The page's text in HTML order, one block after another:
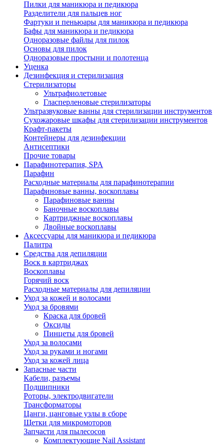
Пилки для маникюра и педикюра
Разделители для пальцев ног
Фартуки и пеньюары для маникюра и педикюра
Бафы для маникюра и педикюра
Одноразовые файлы для пилок
Основы для пилок
Одноразовые простыни и полотенца
Уценка
Дезинфекция и стерилизация
Стерилизаторы
Ультрафиолетовые
Гласперленовые стерилизаторы
Ультразвуковые ванны для стерилизации инструментов
Сухожаровые шкафы для стерилизации инструментов
Крафт-пакеты
Контейнеры для дезинфекции
Антисептики
Прочие товары
Парафинотерапия, SPA
Парафин
Расходные материалы для парафинотерапии
Парафиновые ванны, воскоплавы
Парафиновые ванны
Баночные воскоплавы
Картриджные воскоплавы
Двойные воскоплавы
Аксессуары для маникюра и педикюра
Палитра
Средства для депиляции
Воск в картриджах
Воскоплавы
Горячий воск
Расходные материалы для депиляции
Уход за кожей и волосами
Уход за бровями
Краска для бровей
Оксиды
Пинцеты для бровей
Уход за волосами
Уход за руками и ногами
Уход за кожей лица
Запасные части
Кабели, разъемы
Подшипники
Роторы, электродвигатели
Трансформаторы
Цанги, цанговые узлы в сборе
Щетки для микромоторов
Запчасти для пылесосов
Комплектующие Nail Assistant